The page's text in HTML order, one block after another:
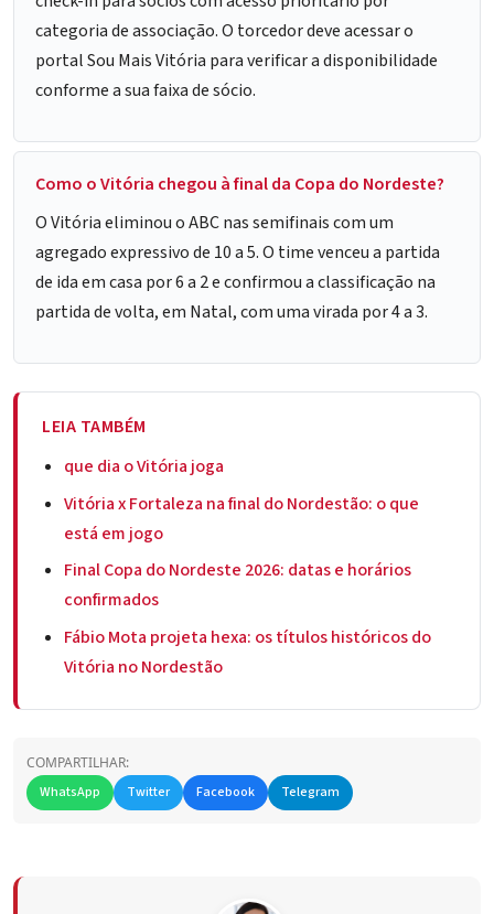
categoria de associação. O torcedor deve acessar o
portal Sou Mais Vitória para verificar a disponibilidade
conforme a sua faixa de sócio.
Como o Vitória chegou à final da Copa do Nordeste?
O Vitória eliminou o ABC nas semifinais com um
agregado expressivo de 10 a 5. O time venceu a partida
de ida em casa por 6 a 2 e confirmou a classificação na
partida de volta, em Natal, com uma virada por 4 a 3.
LEIA TAMBÉM
que dia o Vitória joga
Vitória x Fortaleza na final do Nordestão: o que
está em jogo
Final Copa do Nordeste 2026: datas e horários
confirmados
Fábio Mota projeta hexa: os títulos históricos do
Vitória no Nordestão
COMPARTILHAR:
WhatsApp
Twitter Facebook Telegram